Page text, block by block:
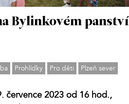
Bylinkovém panství
Prohlídky Pro děti Plzeň sever
července 2023 od 16 hod.,